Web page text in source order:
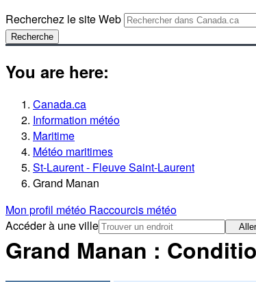
Recherchez le site Web
Recherche
You are here:
Canada.ca
Information météo
Maritime
Météo maritimes
St-Laurent - Fleuve Saint-Laurent
Grand Manan
Mon profil météo Raccourcis météo
Accéder à une ville
Grand Manan :